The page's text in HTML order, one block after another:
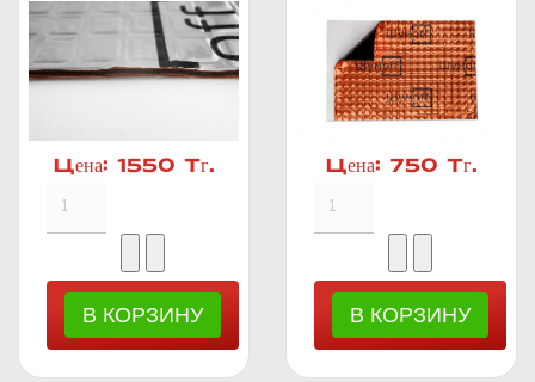
Цена: 1550 Тг. Цена: 750 Тг.